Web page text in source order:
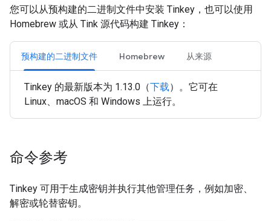
您可以从预构建的二进制文件中安装 Tinkey，也可以使用
Homebrew 或从 Tink 源代码构建 Tinkey：
预构建的二进制文件 Homebrew 从来源
Tinkey 的最新版本为 1.13.0（下载）。它可在
Linux、macOS 和 Windows 上运行。
命令参考
Tinkey 可用于生成密钥并执行其他管理任务，例如加密、
解密或轮替密钥。